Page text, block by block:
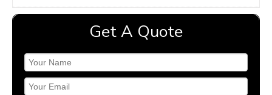
Get A Quote